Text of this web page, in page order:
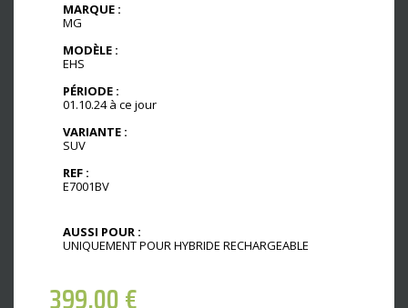
MARQUE :
MG
MODÈLE :
EHS
PÉRIODE :
01.10.24 à ce jour
VARIANTE :
SUV
REF :
E7001BV
AUSSI POUR :
UNIQUEMENT POUR HYBRIDE RECHARGEABLE
399,00€